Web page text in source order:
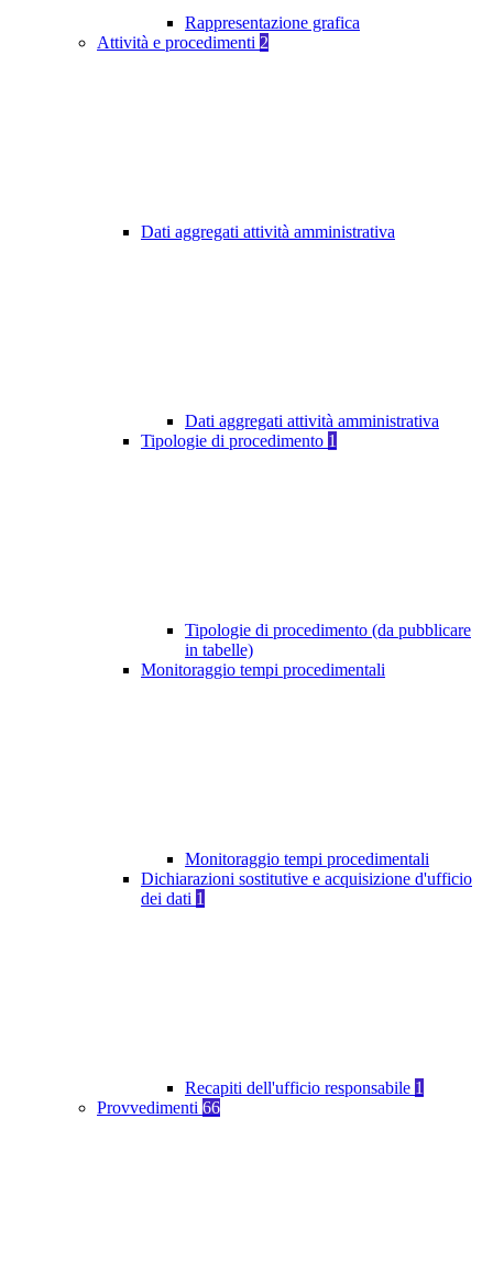
Rappresentazione grafica
Attività e procedimenti 2
Dati aggregati attività amministrativa
Dati aggregati attività amministrativa
Tipologie di procedimento 1
Tipologie di procedimento (da pubblicare
in tabelle)
Monitoraggio tempi procedimentali
Monitoraggio tempi procedimentali
Dichiarazioni sostitutive e acquisizione d'ufficio
dei dati 1
Recapiti dell'ufficio responsabile 1
Provvedimenti 66